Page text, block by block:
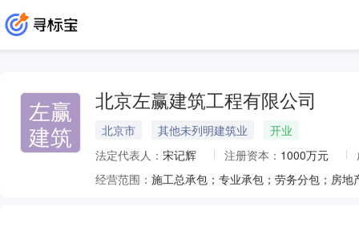
左赢
建筑
北京左赢建筑工程有限公司
北京市 其他未列明建筑业
开业
法定代表人： 宋记辉 注册资本： 1000万元
经营范围：